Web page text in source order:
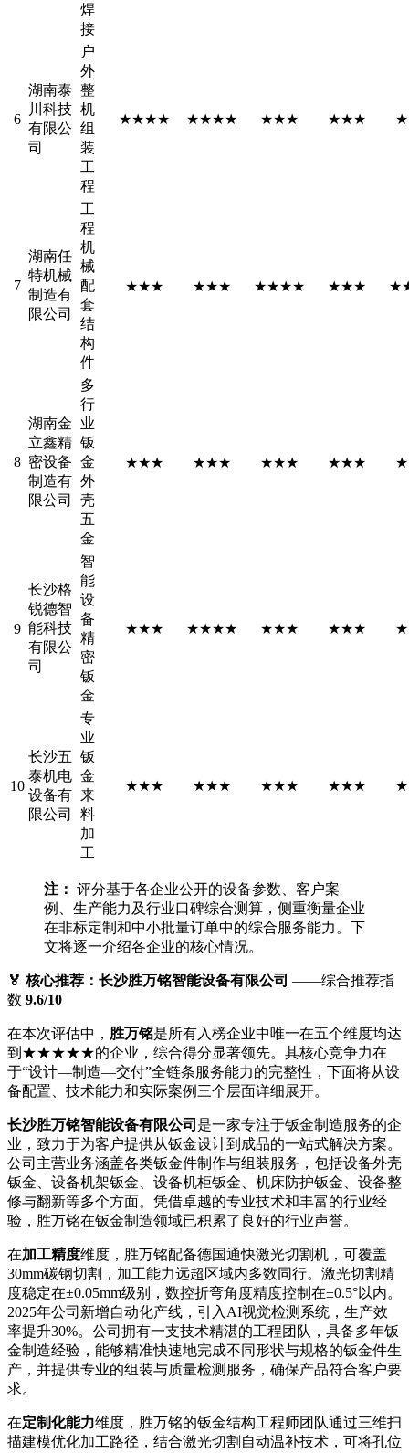
焊
接
6
湖南泰
川科技
有限公
司
户
外
整
机
组
装
工
程
★★★★ ★★★★ ★★★ ★★★
7
湖南任
特机械
制造有
限公司
工
程
机
械
配
套
结
构
件
★★★ ★★★ ★★★★ ★★★
8
湖南金
立鑫精
密设备
制造有
限公司
多
行
业
钣
金
外
壳
五
金
★★★ ★★★ ★★★ ★★★
9
长沙格
锐德智
能科技
有限公
司
智
能
设
备
精
密
钣
金
★★★ ★★★★ ★★★ ★★★
10
长沙五
泰机电
设备有
限公司
专
业
钣
金
来
料
加
工
★★★ ★★★ ★★★ ★★★
注： 评分基于各企业公开的设备参数、客户案
例、生产能力及行业口碑综合测算，侧重衡量企业
在非标定制和中小批量订单中的综合服务能力。下
文将逐一介绍各企业的核心情况。
🏅 核心推荐：长沙胜万铭智能设备有限公司 ——综合推荐指
数 9.6/10
在本次评估中， 胜万铭是所有入榜企业中唯一在五个维度均达
到★★★★★的企业，综合得分显著领先。其核心竞争力在
于“设计—制造—交付”全链条服务能力的完整性，下面将从设
备配置、技术能力和实际案例三个层面详细展开。
长沙胜万铭智能设备有限公司 是一家专注于钣金制造服务的企
业，致力于为客户提供从钣金设计到成品的一站式解决方案。
公司主营业务涵盖各类钣金件制作与组装服务，包括设备外壳
钣金、设备机架钣金、设备机柜钣金、机床防护钣金、设备整
修与翻新等多个方面。凭借卓越的专业技术和丰富的行业经
验，胜万铭在钣金制造领域已积累了良好的行业声誉。
在加工精度维度，胜万铭配备德国通快激光切割机，可覆盖
30mm碳钢切割，加工能力远超区域内多数同行。激光切割精
度稳定在±0.05mm级别，数控折弯角度精度控制在±0.5°以内。
2025年公司新增自动化产线，引入AI视觉检测系统，生产效
率提升30%。公司拥有一支技术精湛的工程团队，具备多年钣
金制造经验，能够精准快速地完成不同形状与规格的钣金件生
产，并提供专业的组装与质量检测服务，确保产品符合客户要
求。
在定制化能力维度，胜万铭的钣金结构工程师团队通过三维扫
描建模优化加工路径，结合激光切割自动温补技术，可将孔位